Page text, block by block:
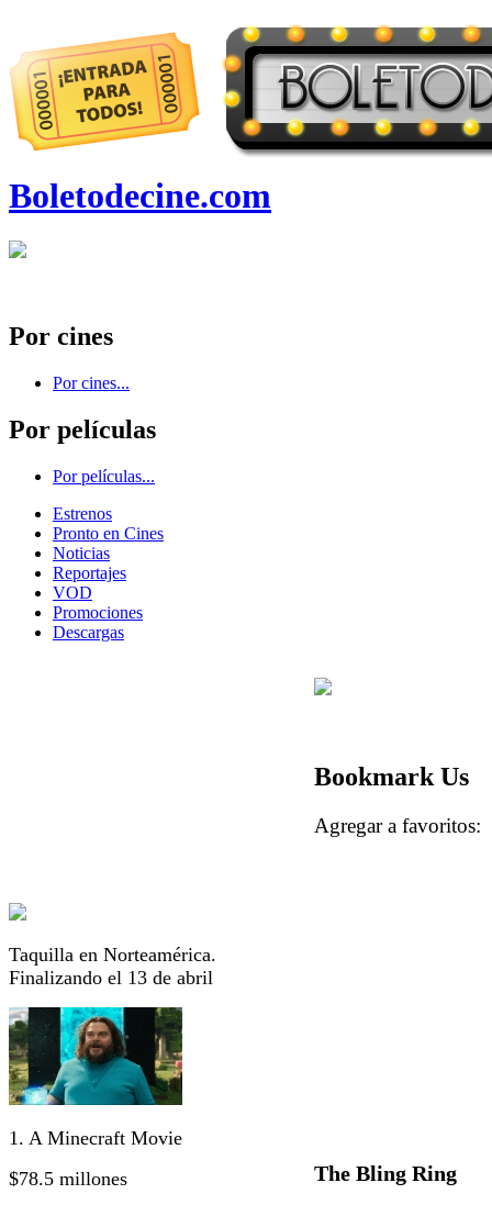
Boletodecine.com
Por cines
Por cines...
Por películas
Por películas...
Estrenos
Pronto en Cines
Noticias
Reportajes
VOD
Promociones
Descargas
Taquilla en Norteamérica.
Finalizando el 13 de abril
1. A Minecraft Movie
$78.5 millones
Bookmark Us
Agregar a
The Bling Ring